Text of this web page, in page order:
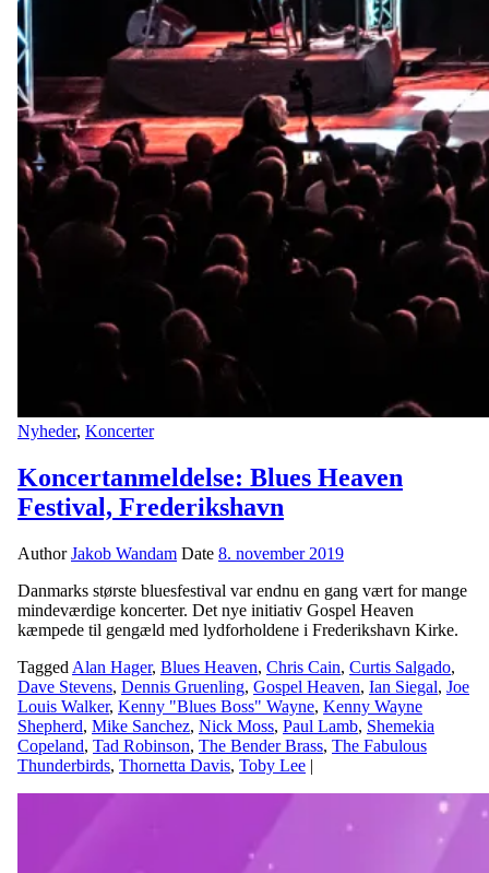
Nyheder, Koncerter
Koncertanmeldelse: Blues Heaven
Festival, Frederikshavn
AuthorJakob Wandam Date 8. november 2019
Danmarks største bluesfestival var endnu en gang vært for mange
mindeværdige koncerter. Det nye initiativ Gospel Heaven
kæmpede til gengæld med lydforholdene i Frederikshavn Kirke.
Tagged Alan Hager, Blues Heaven, Chris Cain, Curtis Salgado,
Dave Stevens, Dennis Gruenling, Gospel Heaven, Ian Siegal, Joe
Louis Walker, Kenny "Blues Boss" Wayne, Kenny Wayne
Shepherd, Mike Sanchez, Nick Moss, Paul Lamb, Shemekia
Copeland, Tad Robinson, The Bender Brass, The Fabulous
Thunderbirds, Thornetta Davis, Toby Lee |